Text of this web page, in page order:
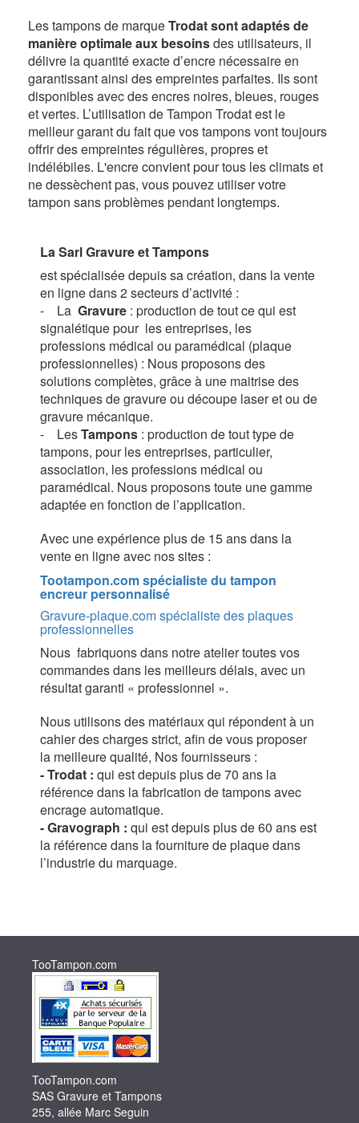
Les tampons de marqueTrodat sont adaptés de
manière optimale aux besoinsdes utilisateurs, il
délivre la quantité exacte d’encre nécessaire en
garantissant ainsi des empreintes parfaites. Ils sont
disponibles avec des encres noires, bleues, rouges
et vertes. L’utilisation de Tampon Trodat est le
meilleur garant du fait que vos tampons vont toujours
offrir des empreintes régulières, propres et
indélébiles. L'encre convient pour tous les climats et
ne dessèchent pas, vous pouvez utiliser votre
tampon sans problèmes pendant longtemps.
La Sarl Gravure et Tampons
est spécialisée depuis sa création, dans la vente
en ligne dans 2 secteurs d’activité :
- La Gravure : production de tout ce qui est
signalétique pour les entreprises, les
professions médical ou paramédical (plaque
professionnelles) : Nous proposons des
solutions complètes, grâce à une maitrise des
techniques de gravure ou découpe laser et ou de
gravure mécanique.
- LesTampons : production de tout type de
tampons, pour les entreprises, particulier,
association, les professions médical ou
paramédical. Nous proposons toute une gamme
adaptée en fonction de l’application.
Avec une expérience plus de 15 ans dans la
vente en ligne avec nos sites :
Tootampon.com spécialiste du tampon
encreur personnalisé
Gravure-plaque.com spécialiste des plaques
professionnelles
Nous fabriquons dans notre atelier toutes vos
commandes dans les meilleurs délais, avec un
résultat garanti « professionnel ».
Nous utilisons des matériaux qui répondent à un
cahier des charges strict, afin de vous proposer
la meilleure qualité, Nos fournisseurs :
- Trodat : qui est depuis plus de 70 ans la
référence dans la fabrication de tampons avec
encrage automatique.
- Gravograph : qui est depuis plus de 60 ans est
la référence dans la fourniture de plaque dans
l’industrie du marquage.
TooTampon.com
TooTampon.com
SAS Gravure et Tampons
255, allée Marc Seguin